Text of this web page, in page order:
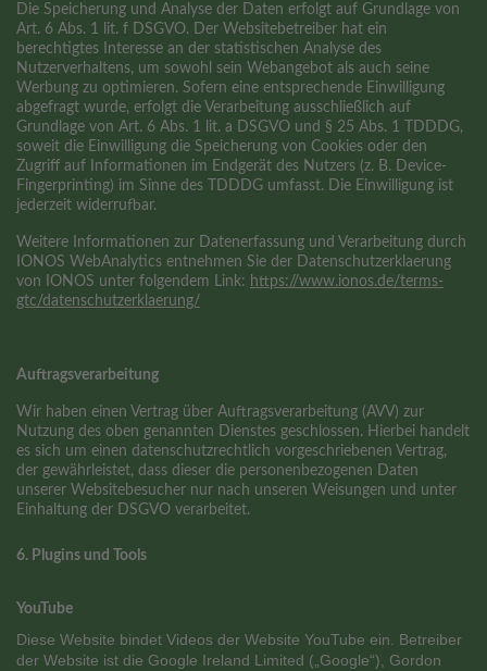
Die Speicherung und Analyse der Daten erfolgt auf Grundlage von
Art. 6 Abs. 1 lit. f DSGVO. Der Websitebetreiber hat ein
berechtigtes Interesse an der statistischen Analyse des
Nutzerverhaltens, um sowohl sein Webangebot als auch seine
Werbung zu optimieren. Sofern eine entsprechende Einwilligung
abgefragt wurde, erfolgt die Verarbeitung ausschließlich auf
Grundlage von Art. 6 Abs. 1 lit. a DSGVO und § 25 Abs. 1 TDDDG,
soweit die Einwilligung die Speicherung von Cookies oder den
Zugriff auf Informationen im Endgerät des Nutzers (z. B. Device-
Fingerprinting) im Sinne des TDDDG umfasst. Die Einwilligung ist
jederzeit widerrufbar.
Weitere Informationen zur Datenerfassung und Verarbeitung durch
IONOS WebAnalytics entnehmen Sie der Datenschutzerklaerung
von IONOS unter folgendem Link: https://www.ionos.de/terms-
gtc/datenschutzerklaerung/
Auftragsverarbeitung
Wir haben einen Vertrag über Auftragsverarbeitung (AVV) zur
Nutzung des oben genannten Dienstes geschlossen. Hierbei handelt
es sich um einen datenschutzrechtlich vorgeschriebenen Vertrag,
der gewährleistet, dass dieser die personenbezogenen Daten
unserer Websitebesucher nur nach unseren Weisungen und unter
Einhaltung der DSGVO verarbeitet.
6. Plugins und Tools
YouTube
Diese Website bindet Videos der Website YouTube ein. Betreiber
der Website ist die Google Ireland Limited („Google“), Gordon